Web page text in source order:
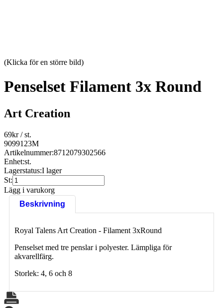
(Klicka för en större bild)
Penselset Filament 3x Round
Art Creation
69kr/ st.
9099123M
Artikelnummer:8712079302566
Enhet:st.
Lagerstatus:I lager
St:
Lägg i varukorg
Beskrivning
Royal Talens Art Creation - Filament 3xRound
Penselset med tre penslar i polyester. Lämpliga för
akvarellfärg.
Storlek: 4, 6 och 8